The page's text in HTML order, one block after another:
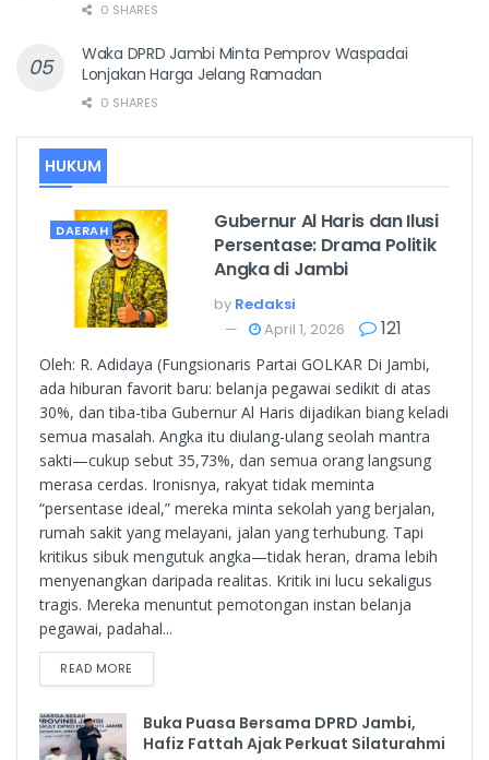
0 SHARES
Waka DPRD Jambi Minta Pemprov Waspadai
Lonjakan Harga Jelang Ramadan
0 SHARES
HUKUM
DAERAH
Gubernur Al Haris dan Ilusi
Persentase: Drama Politik
Angka di Jambi
by Redaksi
April 1, 2026
121
Oleh: R. Adidaya (Fungsionaris Partai GOLKAR Di Jambi,
ada hiburan favorit baru: belanja pegawai sedikit di atas
30%, dan tiba-tiba Gubernur Al Haris dijadikan biang keladi
semua masalah. Angka itu diulang-ulang seolah mantra
sakti—cukup sebut 35,73%, dan semua orang langsung
merasa cerdas. Ironisnya, rakyat tidak meminta
“persentase ideal,” mereka minta sekolah yang berjalan,
rumah sakit yang melayani, jalan yang terhubung. Tapi
kritikus sibuk mengutuk angka—tidak heran, drama lebih
menyenangkan daripada realitas. Kritik ini lucu sekaligus
tragis. Mereka menuntut pemotongan instan belanja
pegawai, padahal...
READ MORE
Buka Puasa Bersama DPRD Jambi,
Hafiz Fattah Ajak Perkuat Silaturahmi